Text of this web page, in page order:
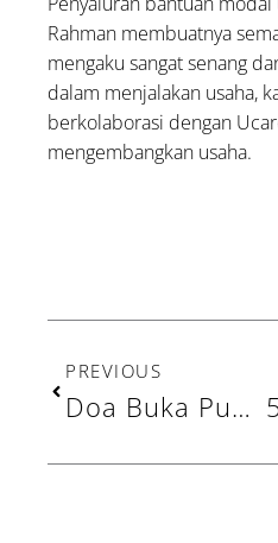
Rahman membuatnya
mengaku sangat senang
dalam menjalakan usaha,
berkolaborasi dengan
mengembangkan usaha.
PREVIOUS
Doa Buka Puasa Sesuai Sunah: Arab, Latin, dan Artinya